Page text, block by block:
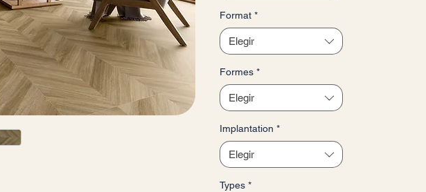
Format *
Elegir
Formes *
Elegir
Implantation *
Elegir
Types *